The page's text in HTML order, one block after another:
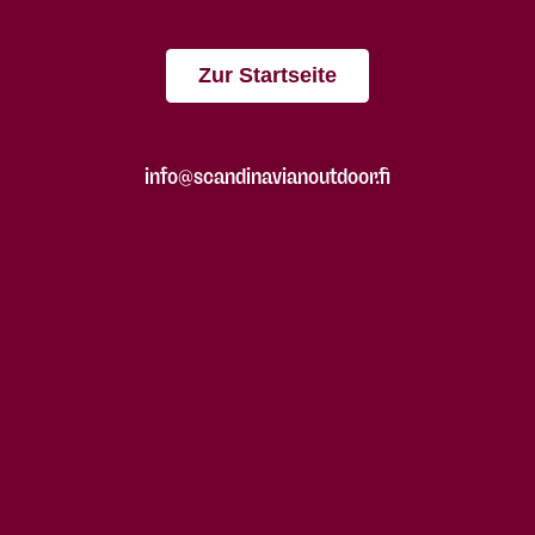
Zur Startseite
info@scandinavianoutdoor.fi